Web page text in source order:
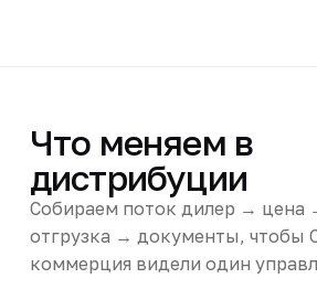
Что меняем в
дистрибуции
Собираем поток дилер → цена
отгрузка → документы, чтобы
коммерция видели один